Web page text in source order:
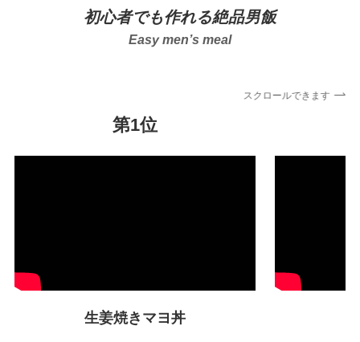
初心者でも作れる絶品男飯
Easy men’s meal
スクロールできます
第1位
生姜焼きマヨ丼